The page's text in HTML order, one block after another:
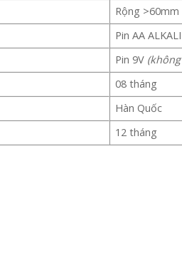
Rộng
Pin AA
Pin 9V
08 tháng
Hàn Quốc
12 tháng